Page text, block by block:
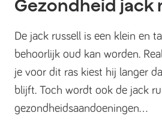
Gezondheid jack
De jack russell is een klein en
behoorlijk oud kan worden.
je voor dit ras kiest hij langer
blijft. Toch wordt ook de jack
gezondheidsaandoeningen...